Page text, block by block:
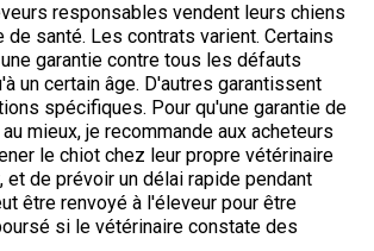
responsables vendent leurs chiens
de santé. Les contrats varient. Certains
garantie contre tous les défauts
un certain âge. D'autres garantissent
spécifiques. Pour qu'une garantie de
mieux, je recommande aux acheteurs
le chiot chez leur propre vétérinaire
et de prévoir un délai rapide pendant
être renvoyé à l'éleveur pour être
si le vétérinaire constate des